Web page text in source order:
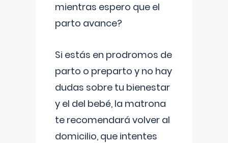
mientras espero que el
parto avance?
Si estás en prodromos de
parto o preparto y no hay
dudas sobre tu bienestar
y el del bebé, la matrona
te recomendará volver al
domicilio, que intentes